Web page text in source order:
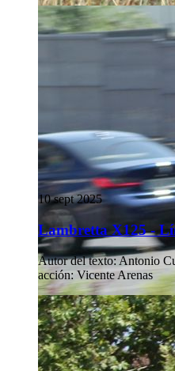
10 sept 2025
Lambretta X125 -
Autor del texto:Antonio
acción: Vicente Arenas